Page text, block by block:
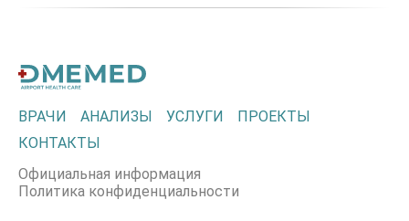
ВРАЧИ АНАЛИЗЫ УСЛУГИ
ПРОЕКТЫ
КОНТАКТЫ
Официальная информация
Политика конфиденциальности